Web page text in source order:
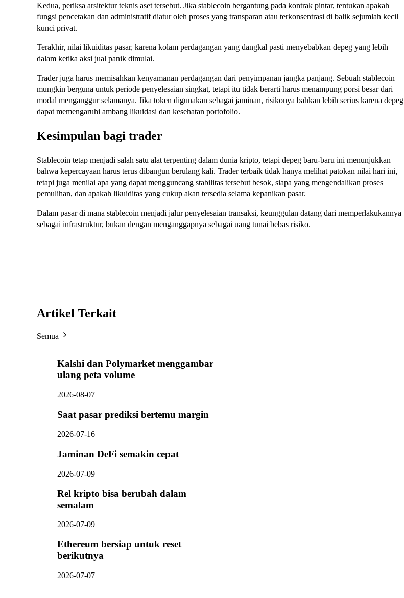
Kedua, periksa arsitektur teknis aset tersebut. Jika stablecoin bergantung pada kontrak pintar, tentukan apakah
fungsi pencetakan dan administratif diatur oleh proses yang transparan atau terkonsentrasi di balik sejumlah kecil
kunci privat.
Terakhir, nilai likuiditas pasar, karena kolam perdagangan yang dangkal pasti menyebabkan depeg yang lebih
dalam ketika aksi jual panik dimulai.
Trader juga harus memisahkan kenyamanan perdagangan dari penyimpanan jangka panjang. Sebuah stablecoin
mungkin berguna untuk periode penyelesaian singkat, tetapi itu tidak berarti harus menampung porsi besar dari
modal menganggur selamanya. Jika token digunakan sebagai jaminan, risikonya bahkan lebih serius karena depeg
dapat memengaruhi ambang likuidasi dan kesehatan portofolio.
Kesimpulan bagi trader
Stablecoin tetap menjadi salah satu alat terpenting dalam dunia kripto, tetapi depeg baru-baru ini menunjukkan
bahwa kepercayaan harus terus dibangun berulang kali. Trader terbaik tidak hanya melihat patokan nilai hari ini,
tetapi juga menilai apa yang dapat mengguncang stabilitas tersebut besok, siapa yang mengendalikan proses
pemulihan, dan apakah likuiditas yang cukup akan tersedia selama kepanikan pasar.
Dalam pasar di mana stablecoin menjadi jalur penyelesaian transaksi, keunggulan datang dari memperlakukannya
sebagai infrastruktur, bukan dengan menganggapnya sebagai uang tunai bebas risiko.
Artikel Terkait
Semua
Kalshi dan Polymarket menggambar
ulang peta volume
2026-08-07
Saat pasar prediksi bertemu margin
2026-07-16
Jaminan DeFi semakin cepat
2026-07-09
Rel kripto bisa berubah dalam
semalam
2026-07-09
Ethereum bersiap untuk reset
berikutnya
2026-07-07